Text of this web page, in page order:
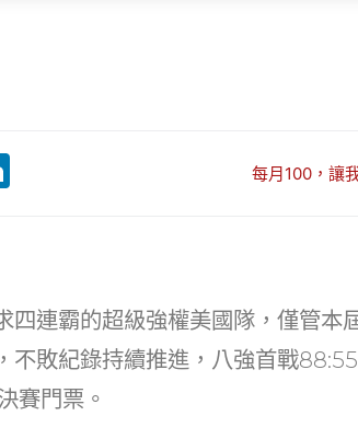
dI
n
每月100，讓
四連霸的超級強權美國隊，僅管本
不敗紀錄持續推進，八強首戰
賽門票。